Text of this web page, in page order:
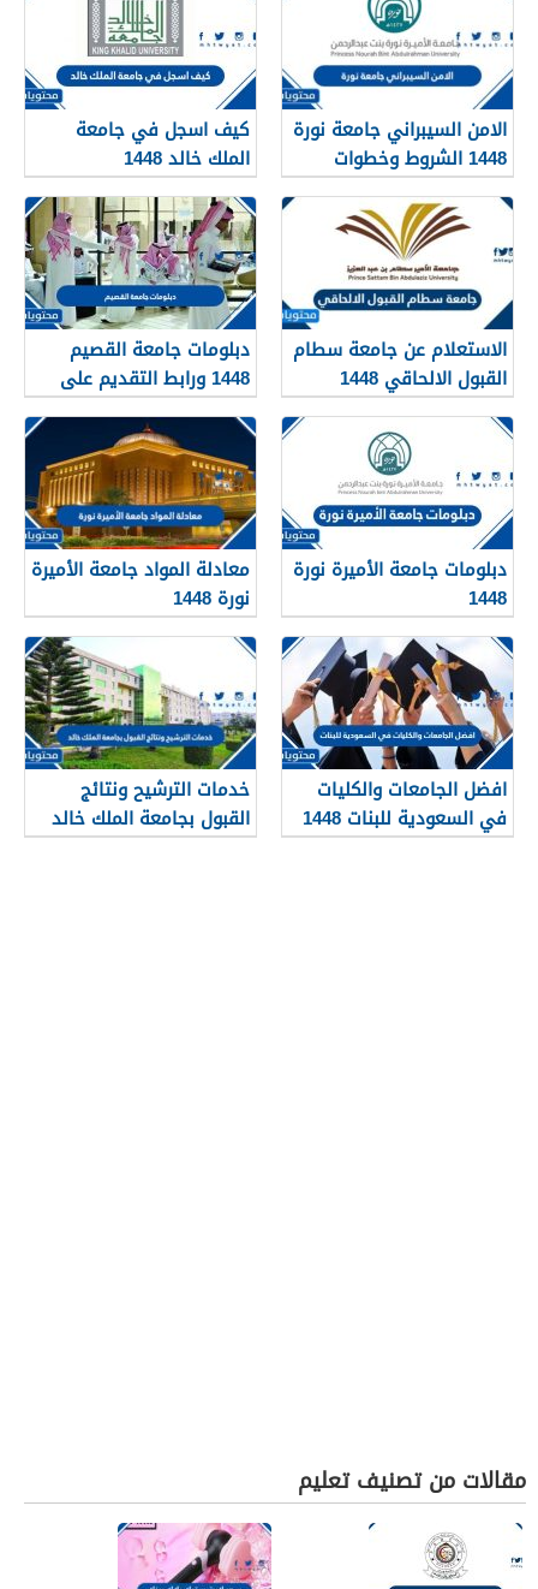
الامن السيبراني جامعة نورة
1448 الشروط وخطوات
التقديم
كيف اسجل في جامعة
الملك خالد 1448
الاستعلام عن جامعة سطام
القبول الالحاقي 1448
دبلومات جامعة القصيم
1448 ورابط التقديم على
دبلومات جامعة القصيم
qudcss.com
دبلومات جامعة الأميرة نورة
1448
معادلة المواد جامعة الأميرة
نورة 1448
افضل الجامعات والكليات
في السعودية للبنات 1448
خدمات الترشيح ونتائج
القبول بجامعة الملك خالد
1448
مقالات من تصنيف تعليم